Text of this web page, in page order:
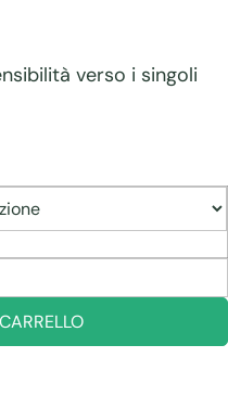
verso i singoli